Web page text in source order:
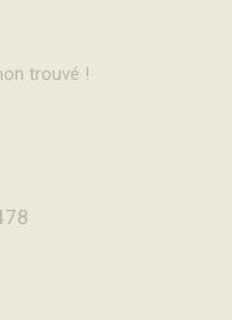
trouvé !